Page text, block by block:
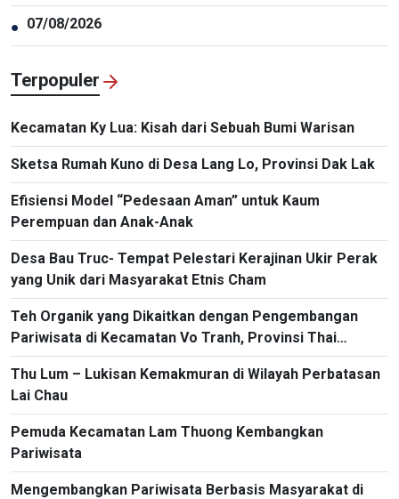
● 07/08/2026
Terpopuler
Kecamatan Ky Lua: Kisah dari Sebuah Bumi Warisan
Sketsa Rumah Kuno di Desa Lang Lo, Provinsi Dak Lak
Efisiensi Model “Pedesaan Aman” untuk Kaum
Perempuan dan Anak-Anak
Desa Bau Truc- Tempat Pelestari Kerajinan Ukir Perak
yang Unik dari Masyarakat Etnis Cham
Teh Organik yang Dikaitkan dengan Pengembangan
Pariwisata di Kecamatan Vo Tranh, Provinsi Thai
Nguyen
Thu Lum – Lukisan Kemakmuran di Wilayah Perbatasan
Lai Chau
Pemuda Kecamatan Lam Thuong Kembangkan
Pariwisata
Mengembangkan Pariwisata Berbasis Masyarakat di